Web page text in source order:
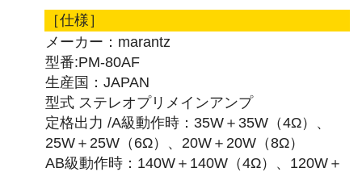
［仕様］
メーカー：marantz
型番:PM-80AF
生産国：JAPAN
型式 ステレオプリメインアンプ
定格出力 /A級動作時：35W＋35W（4Ω）、
25W＋25W（6Ω）、20W＋20W（8Ω）
AB級動作時：140W＋140W（4Ω）、120W＋